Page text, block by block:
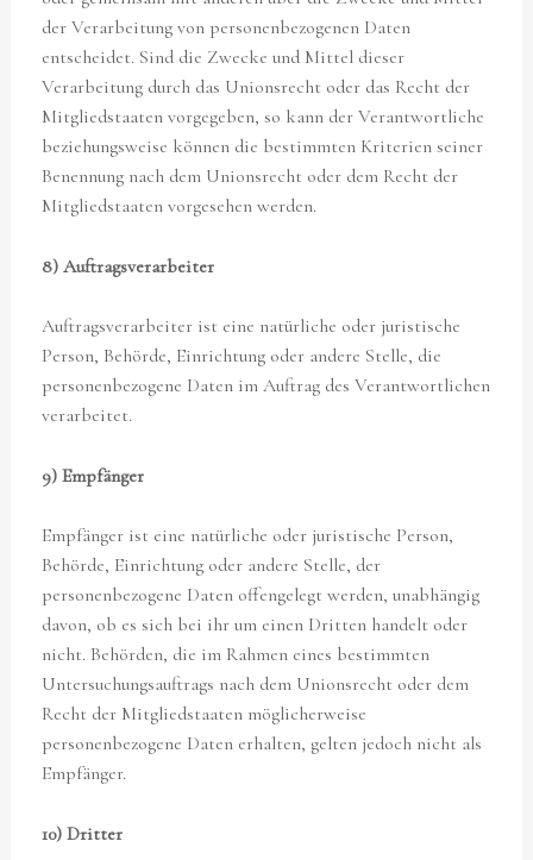
der Verarbeitung von personenbezogenen Daten
entscheidet. Sind die Zwecke und Mittel dieser
Verarbeitung durch das Unionsrecht oder das Recht der
Mitgliedstaaten vorgegeben, so kann der Verantwortliche
beziehungsweise können die bestimmten Kriterien seiner
Benennung nach dem Unionsrecht oder dem Recht der
Mitgliedstaaten vorgesehen werden.
8) Auftragsverarbeiter
Auftragsverarbeiter ist eine natürliche oder juristische
Person, Behörde, Einrichtung oder andere Stelle, die
personenbezogene Daten im Auftrag des Verantwortlichen
verarbeitet.
9) Empfänger
Empfänger ist eine natürliche oder juristische Person,
Behörde, Einrichtung oder andere Stelle, der
personenbezogene Daten offengelegt werden, unabhängig
davon, ob es sich bei ihr um einen Dritten handelt oder
nicht. Behörden, die im Rahmen eines bestimmten
Untersuchungsauftrags nach dem Unionsrecht oder dem
Recht der Mitgliedstaaten möglicherweise
personenbezogene Daten erhalten, gelten jedoch nicht als
Empfänger.
10) Dritter